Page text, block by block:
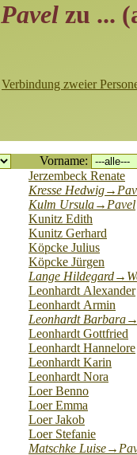
zu ...
Verbindung zweier
Vorname:
Jerzembeck Renate
Kresse
Kulm Ursula→Pavel
Kunitz Edith
Kunitz Gerhard
Köpcke Julius
Köpcke Jürgen
Lange
Leonhardt Alexander
Leonhardt Armin
Leonhardt
Leonhardt Gottfried
Leonhardt Hannelore
Leonhardt Karin
Leonhardt Nora
Loer Benno
Loer Emma
Loer Jakob
Loer Stefanie
Matschke